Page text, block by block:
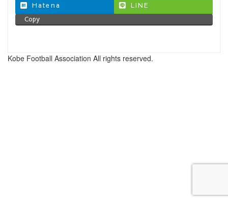
Hatena
LINE
Copy
Kobe Football Association All rights reserved.